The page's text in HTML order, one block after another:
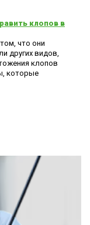
клопов в
что они
других видов,
клопов
которые